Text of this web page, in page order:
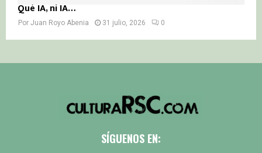
Qué IA, ni IA…
Por Juan Royo Abenia 31 julio, 2026 0
SÍGUENOS EN: